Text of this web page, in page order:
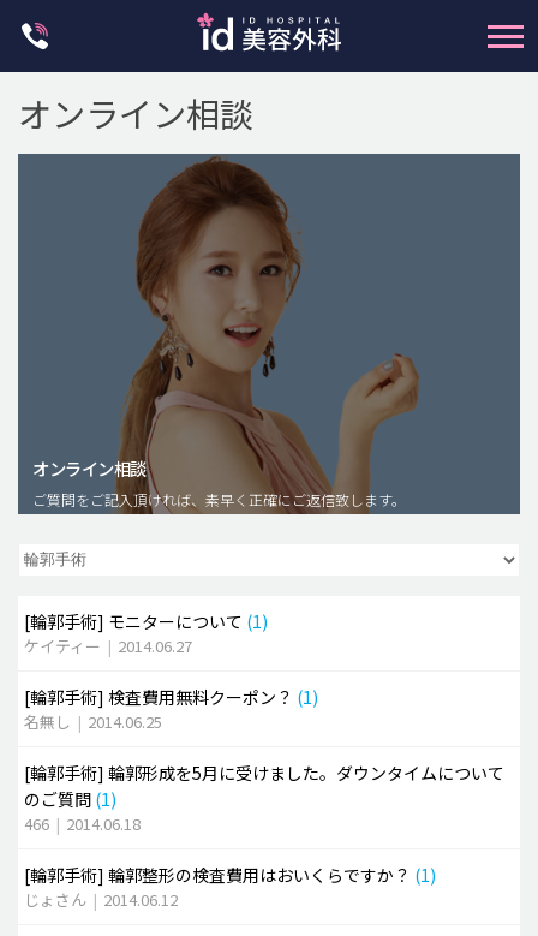
脂肪注入(アンチエイジング)
豊胸手術・バストアップ
メンズ整形
idリアルストーリー
idニュース
安全整形
料金一覧
ご相談のお問い合わせ
オンライン相談
オンライン相談
ご質問をご記入頂ければ、素早く正確にご返信致します。
[輪郭手術] モニターについて (1)
ケイティー | 2014.06.27
[輪郭手術] 検査費用無料クーポン？ (1)
名無し | 2014.06.25
[輪郭手術] 輪郭形成を5月に受けました。ダウンタイムについて
のご質問 (1)
466 | 2014.06.18
[輪郭手術] 輪郭整形の検査費用はおいくらですか？ (1)
じょさん | 2014.06.12